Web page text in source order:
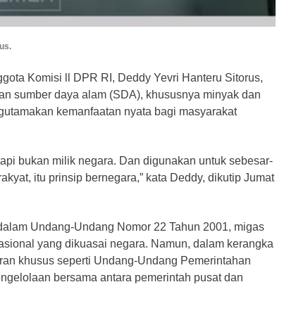
Komisi ll DPR RI, Deddy Yevri Hanteru Sitorus,
sumber daya alam (SDA), khususnya minyak dan
kemanfaatan nyata bagi masyarakat
bukan milik negara. Dan digunakan untuk sebesar-
itu prinsip bernegara,” kata Deddy, dikutip Jumat
Undang-Undang Nomor 22 Tahun 2001, migas
yang dikuasai negara. Namun, dalam kerangka
khusus seperti Undang-Undang Pemerintahan
bersama antara pemerintah pusat dan